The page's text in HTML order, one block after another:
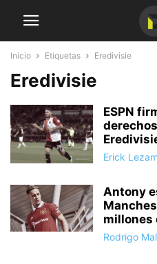
Inicio Etiquetas Eredivisie
Eredivisie
ESPN
Erick
Antony
millones
Rodrigo